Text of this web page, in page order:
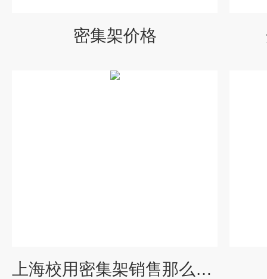
密集架价格
上海校用密集架销售那么多，选哪家好？